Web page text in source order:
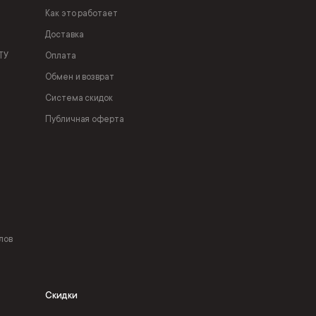
Как это работает
Доставка
Оплата
Обмен и возврат
Система скидок
Публичная оферта
Скидки